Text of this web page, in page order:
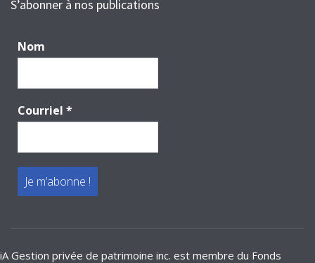
S’abonner à nos publications
Nom
Courriel *
iA Gestion privée de patrimoine inc. est membre du Fonds